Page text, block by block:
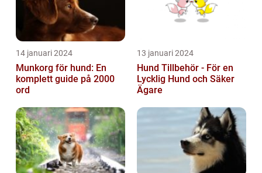
14 januari 2024
Munkorg för hund: En
komplett guide på 2000
ord
13 januari 2024
Hund Tillbehör - För en
Lycklig Hund och Säker
Ägare